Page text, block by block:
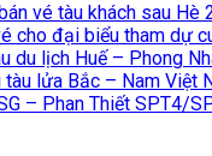
vé tàu khách sau Hè
cho đại biểu tham dự
du lịch Huế – Phong
lửa Bắc – Nam Việt
– Phan Thiết SPT4/